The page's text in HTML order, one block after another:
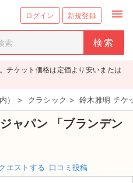
ログイン 新規登録 menu
チケット価格は定価より安いまたは
） > クラシック > 鈴木雅明 チケ
ャパン 「ブランデン
エストする 口コミ投稿